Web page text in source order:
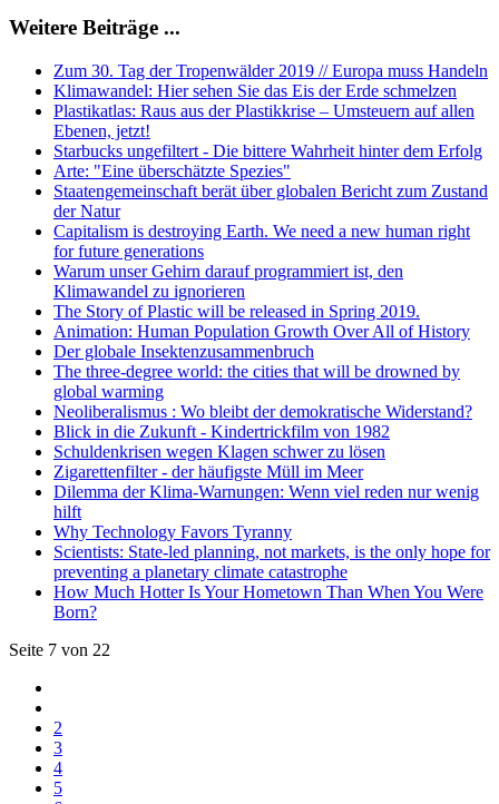
Weitere Beiträge ...
Zum 30. Tag der Tropenwälder 2019 // Europa muss Handeln
Klimawandel: Hier sehen Sie das Eis der Erde schmelzen
Plastikatlas: Raus aus der Plastikkrise – Umsteuern auf allen
Ebenen, jetzt!
Starbucks ungefiltert - Die bittere Wahrheit hinter dem Erfolg
Arte: "Eine überschätzte Spezies"
Staatengemeinschaft berät über globalen Bericht zum Zustand
der Natur
Capitalism is destroying Earth. We need a new human right
for future generations
Warum unser Gehirn darauf programmiert ist, den
Klimawandel zu ignorieren
The Story of Plastic will be released in Spring 2019.
Animation: Human Population Growth Over All of History
Der globale Insektenzusammenbruch
The three-degree world: the cities that will be drowned by
global warming
Neoliberalismus : Wo bleibt der demokratische Widerstand?
Blick in die Zukunft - Kindertrickfilm von 1982
Schuldenkrisen wegen Klagen schwer zu lösen
Zigarettenfilter - der häufigste Müll im Meer
Dilemma der Klima-Warnungen: Wenn viel reden nur wenig
hilft
Why Technology Favors Tyranny
Scientists: State-led planning, not markets, is the only hope for
preventing a planetary climate catastrophe
How Much Hotter Is Your Hometown Than When You Were
Born?
Seite 7 von 22
2
3
4
5